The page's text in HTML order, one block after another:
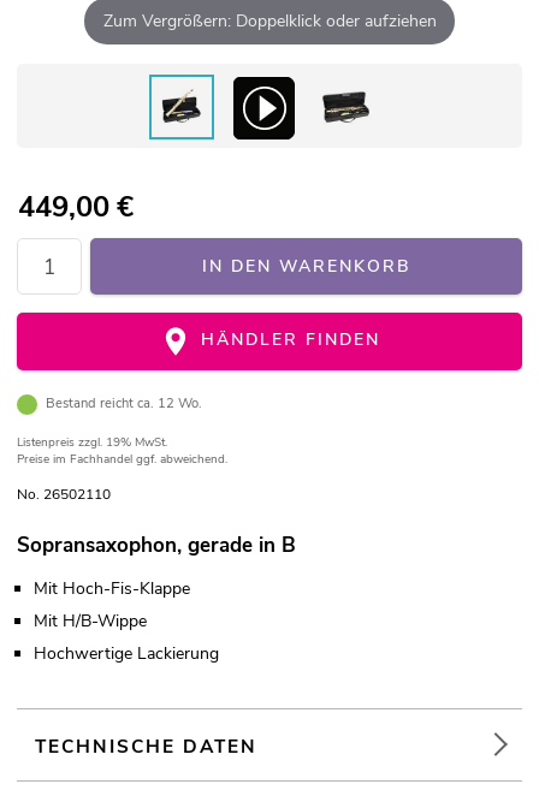
Zum Vergrößern: Doppelklick oder aufziehen
449,00€
IN DEN WARENKORB
HÄNDLER FINDEN
Bestand reicht ca. 12 Wo.
Listenpreis zzgl. 19% MwSt.
Preise im Fachhandel ggf. abweichend.
No. 26502110
Sopransaxophon, gerade in B
Mit Hoch-Fis-Klappe
Mit H/B-Wippe
Hochwertige Lackierung
TECHNISCHE DATEN